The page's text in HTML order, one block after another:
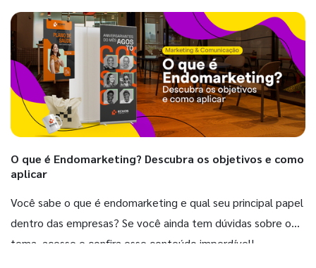
O que é Endomarketing? Descubra os objetivos e como
aplicar
Você sabe o que é endomarketing e qual seu principal papel
dentro das empresas? Se você ainda tem dúvidas sobre o
tema, acesse e confira esse conteúdo imperdível!